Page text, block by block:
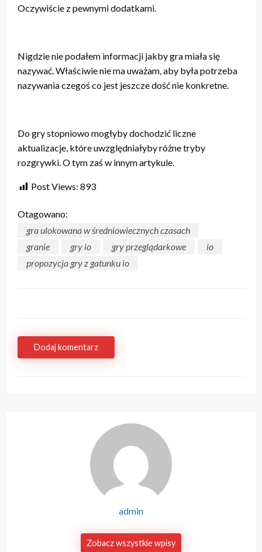
Oczywiście z pewnymi dodatkami.
Nigdzie nie podałem informacji jakby gra miała się
nazywać. Właściwie nie ma uważam, aby była potrzeba
nazywania czegoś co jest jeszcze dość nie konkretne.
Do gry stopniowo mogłyby dochodzić liczne
aktualizacje, które uwzględniałyby różne tryby
rozgrywki. O tym zaś w innym artykule.
Post Views: 893
Otagowano:
gra ulokowana w średniowiecznych czasach
granie
gry io gry przeglądarkowe
io
propozycja gry z gatunku io
Dodaj komentarz
admin
Zobacz wszystkie wpisy